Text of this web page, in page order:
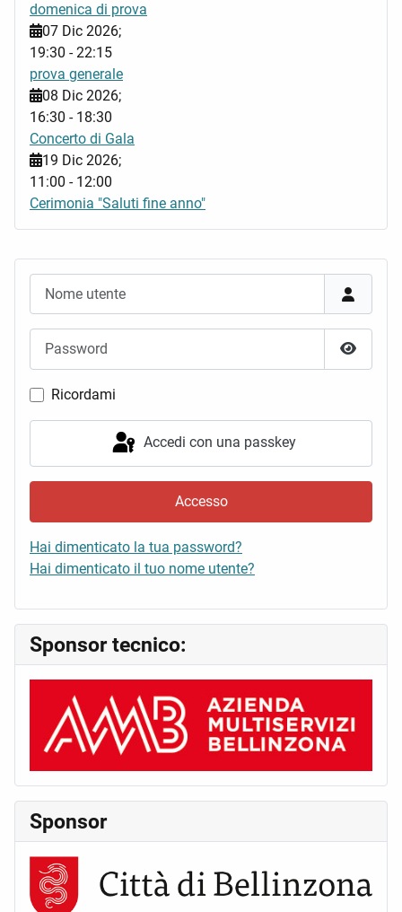
Mostra
Ricordami
Accedi con una passkey
Accesso
Hai dimenticato la tua password?
Hai dimenticato il tuo nome utente?
Sponsor tecnico:
Sponsor
domenica di prova
07 Dic 2026;
19:30 -22:15
prova generale
08 Dic 2026;
16:30 - 18:30
Concerto di Gala
19 Dic 2026;
11:00 - 12:00
Cerimonia "Saluti fine anno"